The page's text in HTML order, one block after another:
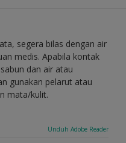
segera bilas dengan air
medis. Apabila kontak
dan air atau
gunakan pelarut atau
mata/kulit.
Unduh Adobe Reader